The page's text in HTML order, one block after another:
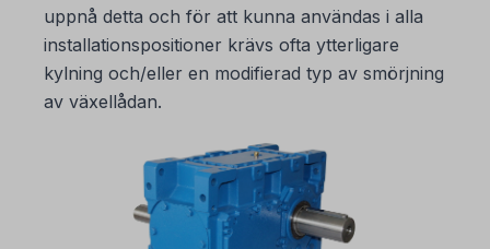
uppnå detta och för att kunna användas i alla
installationspositioner krävs ofta ytterligare
kylning och/eller en modifierad typ av smörjning
av växellådan.